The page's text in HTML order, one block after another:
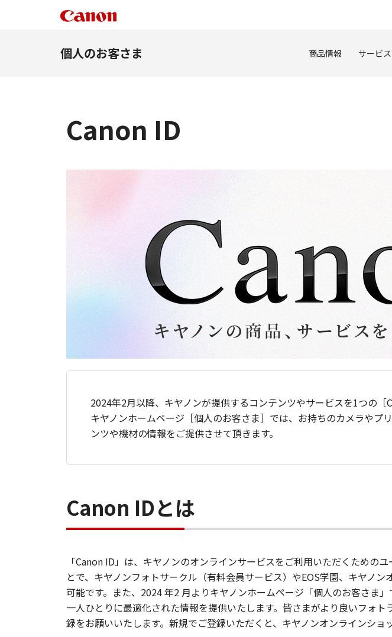
個人のお客さま 商品情報 サービス
Canon ID
2024年2月以降、キヤノンが提供するコンテンツやサービスを1つの［
キヤノンホームページ［個人のお客さま］では、お持ちのカメラや
ンツや機材の情報をご提供させて頂きます。
Canon IDとは
「Canon ID」は、キヤノンのオンラインサービスをご利用いただくための
とで、キヤノンフォトサークル（有料会員サービス）やEOS学園、キヤノ
可能です。また、2024 年2 月よりキヤノンホームページ「個人のお客さま
一人ひとりに最適化された情報を提供いたします。皆さまがより良いフォ
録をお願いいたします。新規でご登録いただくと、キヤノンオンラインショ